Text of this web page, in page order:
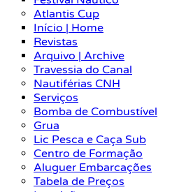
Atlantis Cup
Início | Home
Revistas
Arquivo | Archive
Travessia do Canal
Nautiférias CNH
Serviços
Bomba de Combustível
Grua
Lic Pesca e Caça Sub
Centro de Formação
Aluguer Embarcações
Tabela de Preços